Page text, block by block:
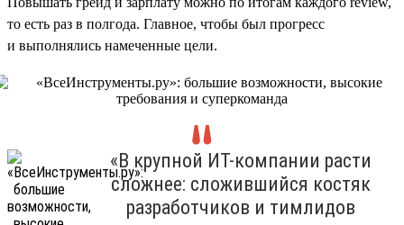
то есть раз в полгода. Главное, чтобы был прогресс
и выполнялись намеченные цели.
«В крупной ИТ-компании расти
сложнее: сложившийся костяк
разработчиков и тимлидов